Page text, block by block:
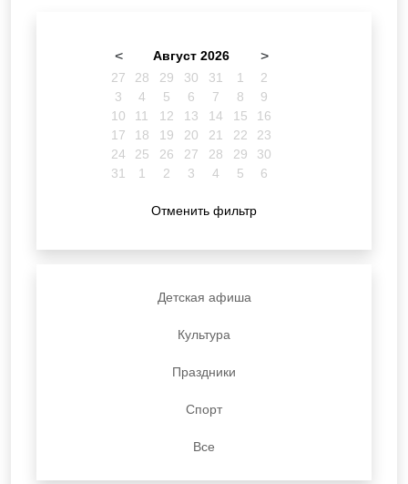
< Август 2026 >
27 28 29 30 31 1
2
3
4 5 6 7 8
9
10
11 12 13 14 15
16
17
18 19 20 21 22
23
24
25 26 27 28 29
30
31
1 2 3 4 5 6
Отменить фильтр
Детская афиша
Культура
Праздники
Спорт
Все